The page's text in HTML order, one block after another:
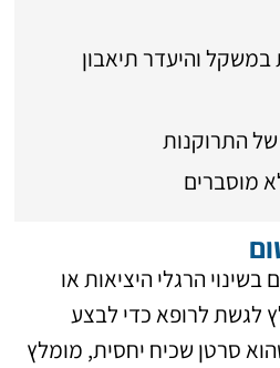
והיעדר תיאבון
התרוקנות
מוסברים
הרגלי היציאות או
לגשת לרופא כדי לבצע
סרטן שכיח יחסית, מומלץ